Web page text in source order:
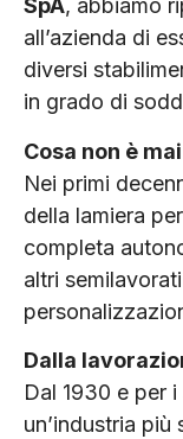
SpA, abbiamo
all’azienda di
diversi
in grado di
Cosa non è
Nei primi
della lamiera
completa
altri
Dalla
Dal 1930 e per
un’industria